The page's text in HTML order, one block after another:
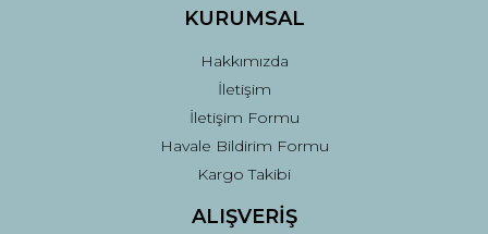
Ürün fiyatı diğer sitelerden daha pahalı.
Gönder
KURUMSAL
Hakkımızda
İletişim
İletişim Formu
Havale Bildirim Formu
Kargo Takibi
ALIŞVERİŞ